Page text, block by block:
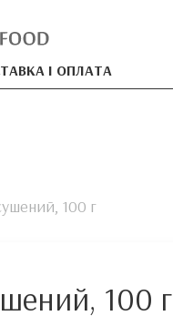
І ОПЛАТА
100 г
100 г